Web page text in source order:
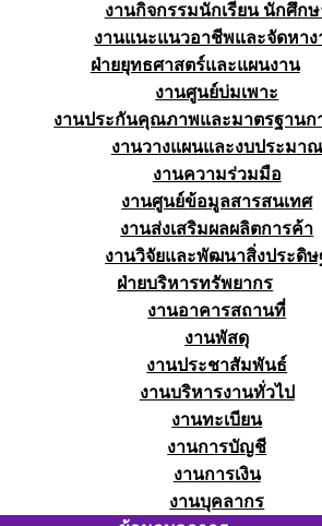
งานกิจกรรมนักเรียน นักศึกษ
งานแนะแนวอาชีพและจัดหาง
ฝ่ายยุทธศาสตร์และแผนงาน
งานศูนย์บ่มเพาะ
งานประกันคุณภาพและมาตรฐานก
งานวางแผนและงบประมาณ
งานความร่วมมือ
งานศูนย์ข้อมูลสารสนเทศ
งานส่งเสริมผลผลิตการค้า
งานวิจัยและพัฒนาสิ่งประดิษ
ฝ่ายบริหารทรัพยากร
งานอาคารสถานที่
งานพัสดุ
งานประชาสัมพันธ์
งานบริหารงานทั่วไป
งานทะเบียน
งานการบัญชี
งานการเงิน
งานบุคลากร